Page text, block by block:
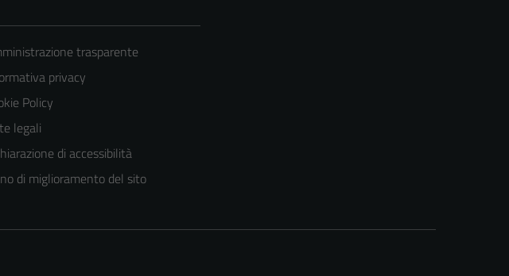
trasparente
privacy
Policy
legali
di accessibilità
di miglioramento del sito